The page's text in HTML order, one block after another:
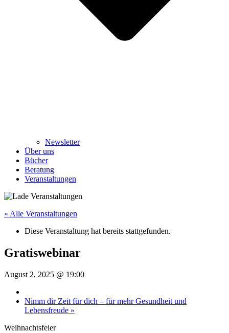
Newsletter
Über uns
Bücher
Beratung
Veranstaltungen
« Alle Veranstaltungen
Diese Veranstaltung hat bereits stattgefunden.
Gratiswebinar
August 2, 2025 @ 19:00
Nimm dir Zeit für dich – für mehr Gesundheit und
Lebensfreude »
Weihnachtsfeier